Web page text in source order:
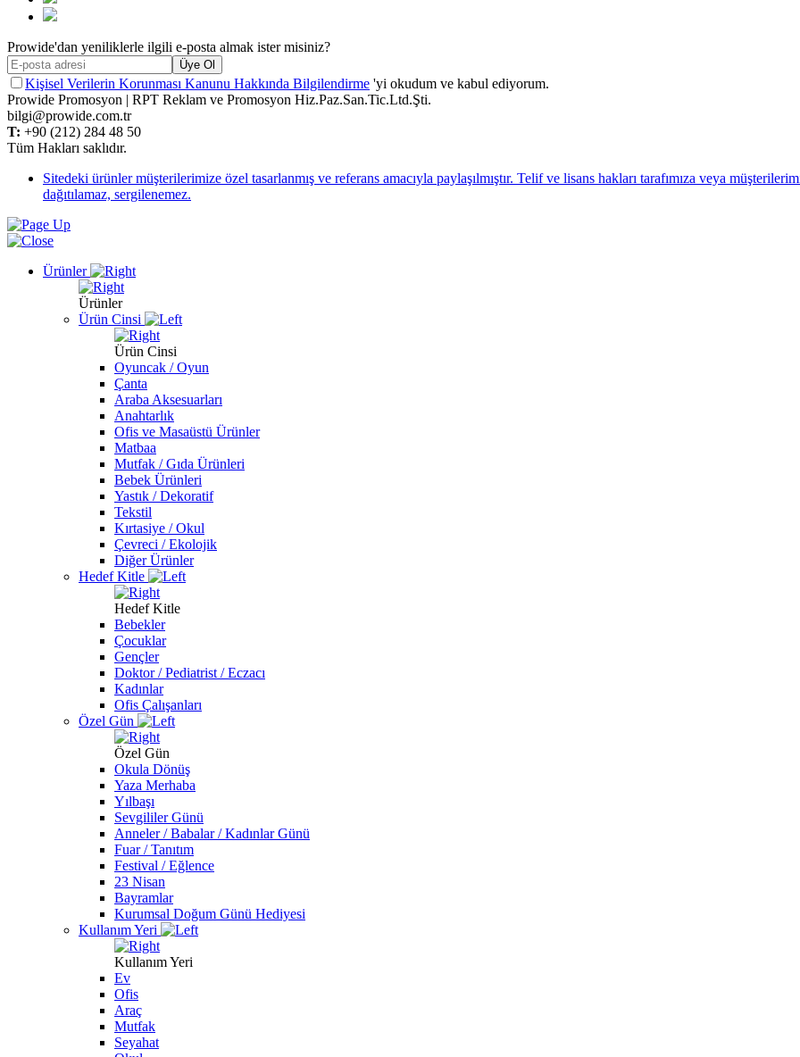
Prowide'dan yeniliklerle ilgili e-posta almak ister misiniz?
Üye Ol
Kişisel Verilerin Korunması Kanunu Hakkında Bilgilendirme 'yi okudum ve kabul ediyorum.
Prowide Promosyon | RPT Reklam ve Promosyon Hiz.Paz.San.Tic.Ltd.Şti.
bilgi@prowide.com.tr
T: +90 (212) 284 48 50
Tüm Hakları saklıdır.
Sitedeki ürünler müşterilerimize özel tasarlanmış ve referans amacıyla paylaşılmıştır. Telif ve lisans hakları tarafımıza veya
dağıtılamaz, sergilenemez.
Ürünler
Ürünler
Ürün Cinsi
Ürün Cinsi
Oyuncak / Oyun
Çanta
Araba Aksesuarları
Anahtarlık
Ofis ve Masaüstü Ürünler
Matbaa
Mutfak / Gıda Ürünleri
Bebek Ürünleri
Yastık / Dekoratif
Tekstil
Kırtasiye / Okul
Çevreci / Ekolojik
Diğer Ürünler
Hedef Kitle
Hedef Kitle
Bebekler
Çocuklar
Gençler
Doktor / Pediatrist / Eczacı
Kadınlar
Ofis Çalışanları
Özel Gün
Özel Gün
Okula Dönüş
Yaza Merhaba
Yılbaşı
Sevgililer Günü
Anneler / Babalar / Kadınlar Günü
Fuar / Tanıtım
Festival / Eğlence
23 Nisan
Bayramlar
Kurumsal Doğum Günü Hediyesi
Kullanım Yeri
Kullanım Yeri
Ev
Ofis
Araç
Mutfak
Seyahat